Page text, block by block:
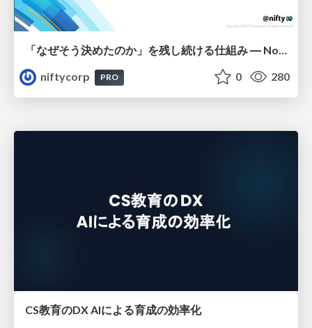
「なぜそう決めたのか」を残し続ける仕組み ― Notion AI カスタムエージェント × Slack連携による設計判断の自動記録 - NIKKEI Tech Talk #47
niftycorp
PRO 0 280
CS教育のDX AIによる育成の効率化